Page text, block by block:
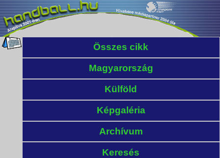
Összes cikk
Magyarország
Külföld
Képgaléria
Archívum
Keresés